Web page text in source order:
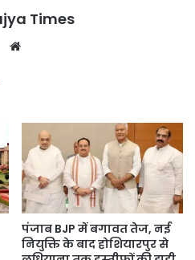
Times
पंजाब BJP में बगावत तेज, नई
नियुक्ति के बाद होशियारपुर से